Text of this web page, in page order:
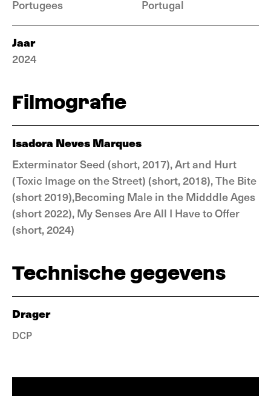
Portugees Portugal
Jaar
2024
Filmografie
Isadora Neves Marques
Exterminator Seed (short, 2017), Art and Hurt
(Toxic Image on the Street) (short, 2018), The Bite
(short 2019),Becoming Male in the Midddle Ages
(short 2022), My Senses Are All I Have to Offer
(short, 2024)
Technische gegevens
Drager
DCP